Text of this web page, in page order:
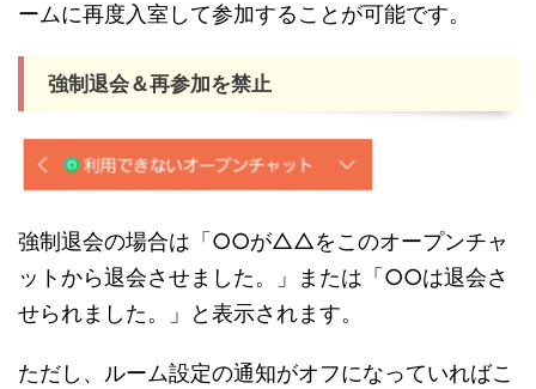
ームに再度入室して参加することが可能です。
強制退会＆再参加を禁止
強制退会の場合は「○○が△△をこのオープンチャ
ットから退会させました。」または「○○は退会さ
せられました。」と表示されます。
ただし、ルーム設定の通知がオフになっていればこ